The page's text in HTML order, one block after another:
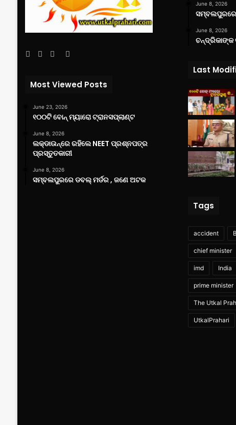
Facebook
TwitterYouTube
Most Viewed Posts
June 23, 2026
୧୦୦ଟି ବୋନ୍ ମ୍ୟାରୋ ଟ୍ରାନସପ୍ଲାଣ୍ଟ
June 8, 2026
ଲକ୍‌ଡାଉନ୍‌ରେ ରହିଲେ NEET ପ୍ରଶ୍ନପତ୍ର
ପ୍ରସ୍ତୁତକାରୀ
June 8, 2026
ସମ୍ବଲପୁରରେ ଡବଲ୍ ମର୍ଡର , ଜଣେ ଅଟକ
June 8, 2026
ସମ୍ବଲପୁରରେ
June 8, 2026
ଚନ୍ଦ୍ରିକାଙ୍କ
Last
Tags
accident
chief minister
imd India
prime minister
The Utkal
UtkalPrahari